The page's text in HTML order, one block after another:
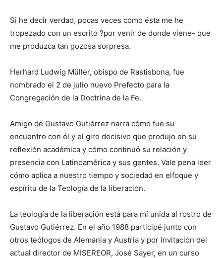
Si he decir verdad, pocas veces como ésta me he
tropezado con un escrito ?por venir de donde viene- que
me produzca tan gozosa sorpresa.
Herhard Ludwig Müller, obispo de Rastisbona, fue
nombrado el 2 de julio nuevo Prefecto para la
Congregación de la Doctrina de la Fe.
Amigo de Gustavo Gutiérrez narra cómo fue su
encuentro con él y el giro decisivo que produjo en su
reflexión académica y cómo continuó su relación y
presencia con Latinoamérica y sus gentes. Vale pena leer
cómo aplica a nuestro tiempo y sociedad en elfoque y
espíritu de la Teología de la liberación.
La teología de la liberación está para mí unida al rostro de
Gustavo Gutiérrez. En el año 1988 participé junto con
otros teólogos de Alemania y Austria y por invitación del
actual director de MISEREOR, José Sayer, en un curso